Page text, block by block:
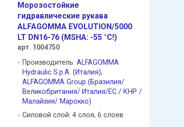
Морозостойкие
гидравлические рукава
ALFAGOMMA EVOLUTION/5000
LT DN16-76 (MSHA: -55 °C!)
арт. 1004750
Производитель: ALFAGOMMA
Hydraulic S.p.A. (Италия),
ALFAGOMMA Group (Бразилия/
Великобритания/ Италия/ЕС / КНР /
Малайзия/ Марокко)
Силовой слой: 4 слоя, 6 слоев